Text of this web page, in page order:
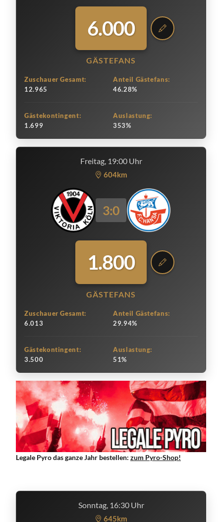
6.000
GÄSTEFANS
Zuschauer Gesamt:
12.965
Anteil Gästefans:
46.28%
Gästekontingent:
1.699
Auslastung:
353%
Freitag, 19:00 Uhr
604km
3:0
1.800
GÄSTEFANS
Zuschauer Gesamt:
6.013
Anteil Gästefans:
29.94%
Gästekontingent:
3.500
Auslastung:
51%
Legale Pyro das ganze Jahr bestellen: zum Pyro-Shop!
Sonntag, 16:30 Uhr
645km